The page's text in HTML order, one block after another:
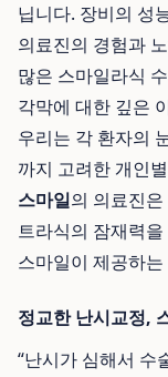
닙니다. 장비의 성
의료진의 경험과
많은 스마일라식
각막에 대한 깊은
우리는 각 환자의
까지 고려한 개인
스마일의 의료진
트라식의 잠재력
스마일이 제공하
정교한 난시교정,
“난시가 심해서 수